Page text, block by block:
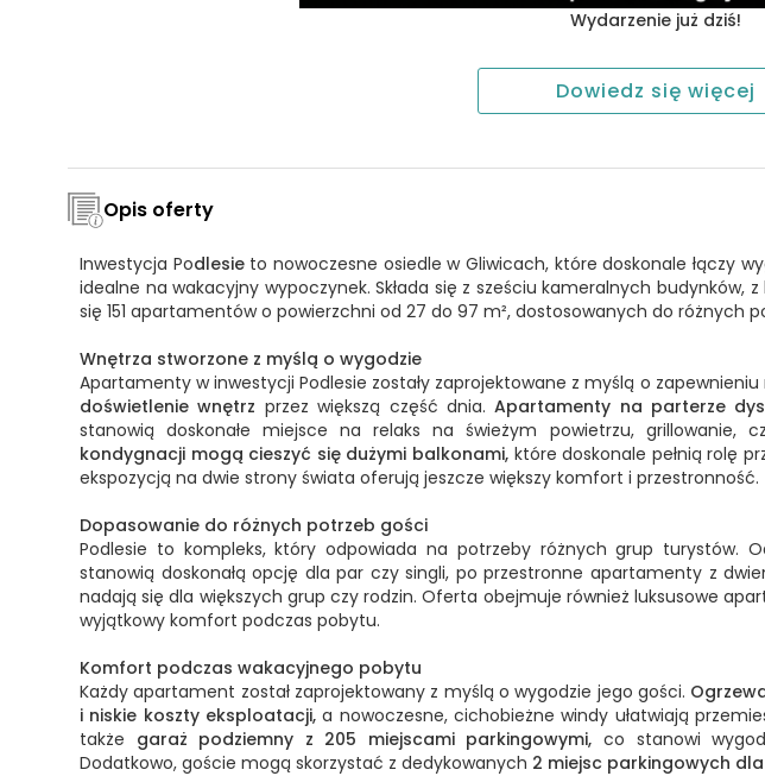
Wydarzenie już dziś!
Dowiedz się więcej
Opis oferty
Inwestycja Podlesieto nowoczesne osiedle w Gliwicach, które doskonale łączy
idealne na wakacyjny wypoczynek. Składa się z sześciu kameralnych
się 151 apartamentów o powierzchni od 27 do 97 m², dostosowanych do różnych
Wnętrza stworzone z myślą o wygodzie
Apartamenty w inwestycji Podlesie zostały zaprojektowane z myślą o
doświetlenie wnętrz przez większą część dnia.Apartamenty na parterze
stanowią doskonałe miejsce na relaks na świeżym powietrzu, grillowanie,
kondygnacji mogą cieszyć się dużymi balkonami, które doskonale pełnią rolę
ekspozycją na dwie strony świata oferują jeszcze większy komfort i przestronność.
Dopasowanie do różnych potrzeb gości
Podlesie to kompleks, który odpowiada na potrzeby różnych grup turystów.
stanowią doskonałą opcję dla par czy singli, po przestronne apartamenty z
nadają się dla większych grup czy rodzin. Oferta obejmuje również luksusowe
wyjątkowy komfort podczas pobytu.
Komfort podczas wakacyjnego pobytu
Każdy apartament został zaprojektowany z myślą o wygodzie jego gości.
i niskie koszty eksploatacji, a nowoczesne, cichobieżne windy ułatwiają
także garaż podziemny z 205 miejscami parkingowymi, co stanowi
Dodatkowo, goście mogą skorzystać z dedykowanych 2 miejsc parkingowych